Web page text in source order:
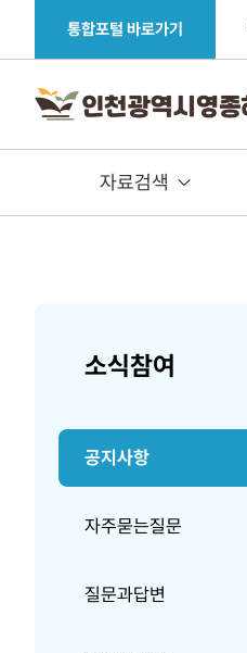
통합포털 바로가기
자료검색
소식참여
공지사항
자주묻는질문
질문과답변